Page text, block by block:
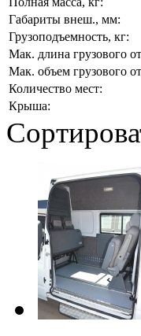
Габариты внеш., мм:
Грузоподъемность, кг:
Мак. длина грузового
Мак. объем грузового
Количество мест:
Крыша: